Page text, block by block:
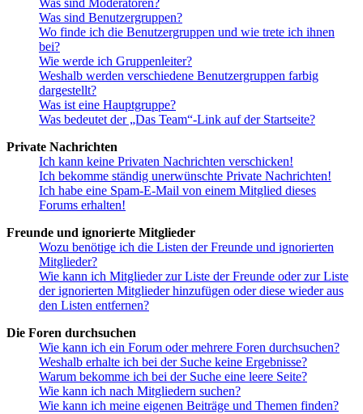
Was sind Moderatoren?
Was sind Benutzergruppen?
Wo finde ich die Benutzergruppen und wie trete ich ihnen
bei?
Wie werde ich Gruppenleiter?
Weshalb werden verschiedene Benutzergruppen farbig
dargestellt?
Was ist eine Hauptgruppe?
Was bedeutet der „Das Team“-Link auf der Startseite?
Private Nachrichten
Ich kann keine Privaten Nachrichten verschicken!
Ich bekomme ständig unerwünschte Private Nachrichten!
Ich habe eine Spam-E-Mail von einem Mitglied dieses
Forums erhalten!
Freunde und ignorierte Mitglieder
Wozu benötige ich die Listen der Freunde und ignorierten
Mitglieder?
Wie kann ich Mitglieder zur Liste der Freunde oder zur Liste
der ignorierten Mitglieder hinzufügen oder diese wieder aus
den Listen entfernen?
Die Foren durchsuchen
Wie kann ich ein Forum oder mehrere Foren durchsuchen?
Weshalb erhalte ich bei der Suche keine Ergebnisse?
Warum bekomme ich bei der Suche eine leere Seite?
Wie kann ich nach Mitgliedern suchen?
Wie kann ich meine eigenen Beiträge und Themen finden?